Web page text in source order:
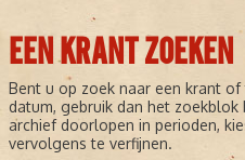
EEN KRANT ZOEKEN
Bent u op zoek naar een krant
datum, gebruik dan het
archief doorlopen in perioden,
vervolgens te verfijnen.